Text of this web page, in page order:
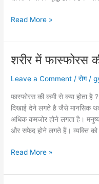
नंगे
धरती
बैठने
,
और
सोने
के
लाभ
Sleeping
the
Read More »
शरीर में फास्फोरस
Leave a Comment /रोग/
फास्फोरस की कमी से क्या होता है
दिखाई देने लगते है जैसे मानसिक
अधिक कमजोर होने लगता है।
और सफेद होने लगते हैं। व्यक्ति को
शरीर
फास्फोरस
Read More »